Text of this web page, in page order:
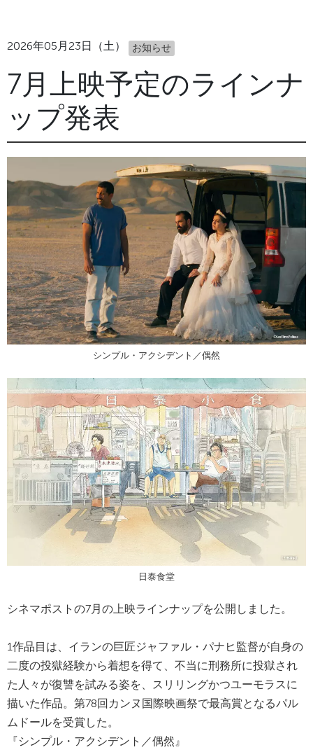
2026年05月23日（土） お知らせ
7月上映予定のラインナ
ップ発表
シンプル・アクシデント／偶然
日泰食堂
シネマポストの7月の上映ラインナップを公開しました。
1作品目は、イランの巨匠ジャファル・パナヒ監督が自身の
二度の投獄経験から着想を得て、不当に刑務所に投獄され
た人々が復讐を試みる姿を、スリリングかつユーモラスに
描いた作品。第78回カンヌ国際映画祭で最高賞となるパル
ムドールを受賞した。
『シンプル・アクシデント／偶然』